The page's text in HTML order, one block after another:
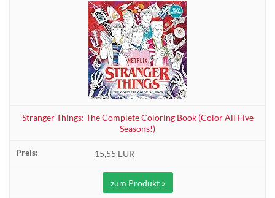
Stranger Things: The Complete Coloring Book (Color All Five
Seasons!)
15,55 EUR
zum Produkt »